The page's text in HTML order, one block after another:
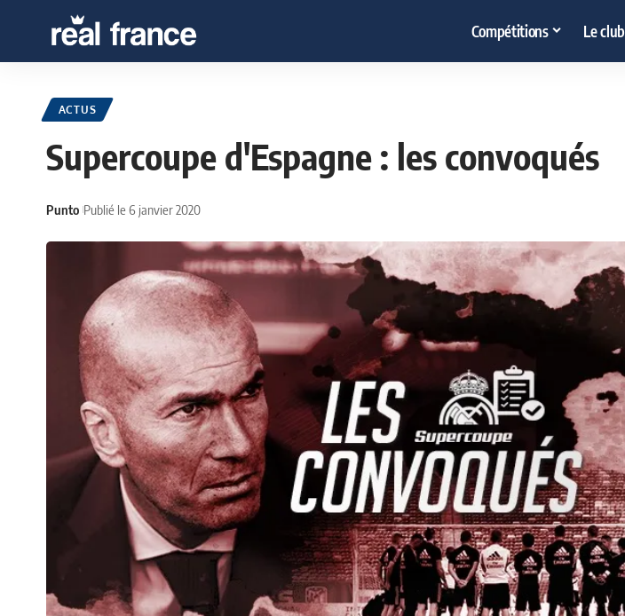
Compétitions Le club
ACTUS
Supercoupe d'Espagne : les convoqués
Punto Publié le 6 janvier 2020